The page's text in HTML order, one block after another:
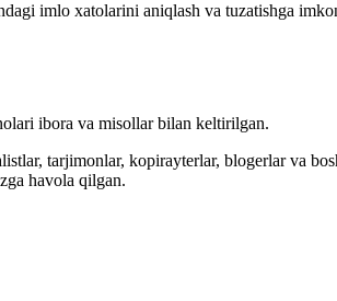
imlo xatolarini aniqlash va tuzatishga
ibora va misollar bilan keltirilgan.
tarjimonlar, kopirayterlar, blogerlar va
havola qilgan.